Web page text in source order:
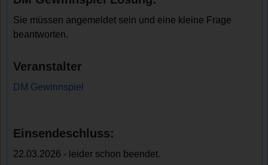
Sie müssen angemeldet sein und eine kleine Frage
beantworten.
Veranstalter
DM Gewinnspiel
Einsendeschluss:
22.03.2026 - leider schon beendet.